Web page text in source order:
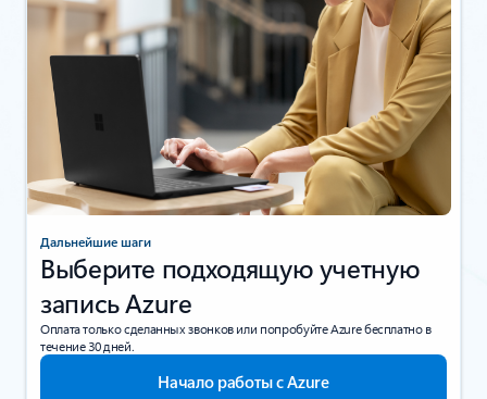
Дальнейшие шаги
Выберите подходящую учетную
запись Azure
Оплата только сделанных звонков или попробуйте Azure бесплатно в
течение 30 дней.
Начало работы с Azure